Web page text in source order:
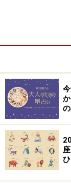
【編集部おすすめ
楽天